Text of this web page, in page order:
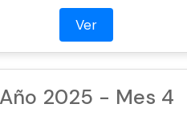
Ver
Año 2025 - Mes 4